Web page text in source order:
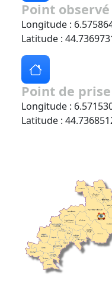
Point observé
Longitude :
Latitude :
Point de
Longitude :
Latitude :